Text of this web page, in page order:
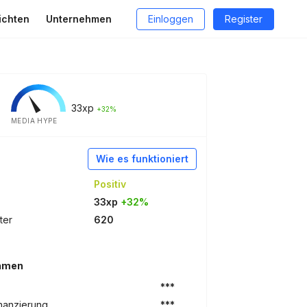
Unternehmen Einloggen Register
33xp +32%
MEDIA HYPE
Wie es funktioniert
Positiv
33xp +32%
620
***
***